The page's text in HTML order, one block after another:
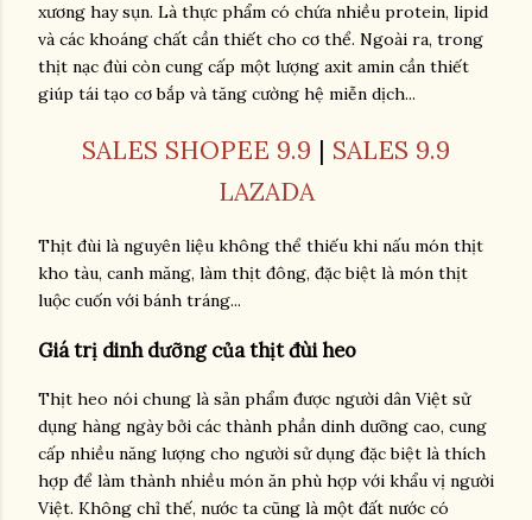
xương hay sụn. Là thực phẩm có chứa nhiều protein, lipid
và các khoáng chất cần thiết cho cơ thể. Ngoài ra, trong
thịt nạc đùi còn cung cấp một lượng axit amin cần thiết
giúp tái tạo cơ bắp và tăng cường hệ miễn dịch...
SALES SHOPEE 9.9 | SALES 9.9
LAZADA
Thịt đùi là nguyên liệu không thể thiếu khi nấu món thịt
kho tàu, canh măng, làm thịt đông, đặc biệt là món thịt
luộc cuốn với bánh tráng...
Giá trị dinh dưỡng của thịt đùi heo
Thịt heo nói chung là sản phẩm được người dân Việt sử
dụng hàng ngày bởi các thành phần dinh dưỡng cao, cung
cấp nhiều năng lượng cho người sử dụng đặc biệt là thích
hợp để làm thành nhiều món ăn phù hợp với khẩu vị người
Việt. Không chỉ thế, nước ta cũng là một đất nước có